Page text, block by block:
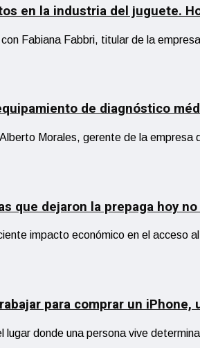
en la industria del juguete.
Fabiana Fabbri, titular de la
de diagnóstico
Morales, gerente de la empresa
que dejaron la prepaga hoy
impacto económico en el acceso
para comprar un
lugar donde una persona vive